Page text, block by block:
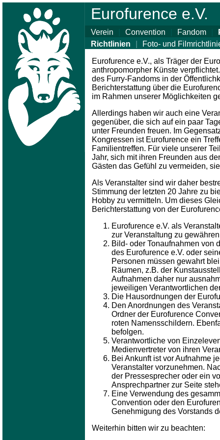
Eurofurence e.V.
Verein Convention Fandom
Richtlinien
Foto- und
Eurofurence e.V., als Träger der
anthropomorpher Künste
des Furry-Fandoms in der
Berichterstattung über die
im Rahmen unserer Möglichkeiten
Allerdings haben wir auch eine
gegenüber, die sich auf ein paar
unter Freunden freuen. Im
Kongressen ist Eurofurence ein
Familientreffen. Für viele unserer
Jahr, sich mit ihren Freunden aus
Gästen das Gefühl zu vermeiden,
Als Veranstalter sind wir daher
Stimmung der letzten 20 Jahre zu
Hobby zu vermitteln. Um dieses
Berichterstattung von der
Eurofurence e.V. als
zur Veranstaltung zu
Bild- oder Tonaufnahmen von
des Eurofurence e.V. oder
Personen müssen gewahrt
Räumen, z.B. der
Aufnahmen daher nur
jeweiligen Verantwortlichen
Die Hausordnungen der
Den Anordnungen des
Ordner der Eurofurence
roten Namensschildern.
befolgen.
Verantwortliche von
Medienvertreter von ihren
Bei Ankunft ist vor Aufnahme
Veranstalter vorzunehmen.
der Pressesprecher oder ein
Ansprechpartner zur Seite
Eine Verwendung des
Convention oder den
Genehmigung des Vorstands
Weiterhin bitten wir zu beachten: